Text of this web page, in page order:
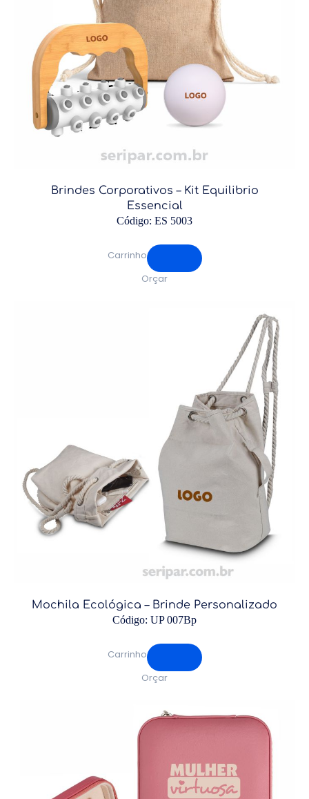
Brindes Corporativos – Kit Equilibrio
Essencial
Código: ES 5003
Carrinho
Orçar
Mochila Ecológica – Brinde Personalizado
Código: UP 007Bp
Carrinho
Orçar